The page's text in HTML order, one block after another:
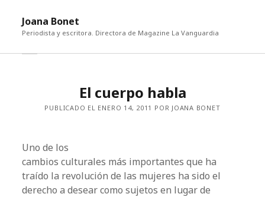
Joana Bonet
Periodista y escritora. Directora de Magazine La Vanguardia
El cuerpo habla
PUBLICADO EL ENERO 14, 2011 POR JOANA BONET
Uno de los
cambios culturales más importantes que ha
traído la revolución de las mujeres ha sido el
derecho a desear como sujetos en lugar de